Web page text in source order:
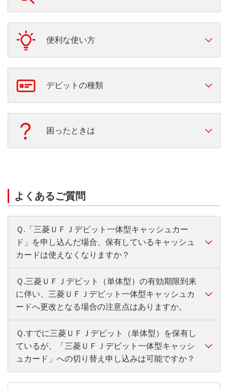
便利な使い方
デビットの種類
困ったときは
よくあるご質問
Ｑ.「三菱ＵＦＪデビット一体型キャッシュカー
ド」を申し込んだ場合、保有しているキャッシュ
カードは使えなくなりますか？
お手元にあるキャッシュカード（旧カード）は、お届け
する新しいカードのキャッシュカード機能をご利用いた
だくか、または新しいカードの発行から3ヵ月後の月末
Ｑ.三菱ＵＦＪデビット（単体型）の有効期限到来
に伴い、三菱ＵＦＪデビット一体型キャッシュカ
ードへ更改となる場合の注意点はありますか。
・三菱ＵＦＪデビット一体型キャッシュカードの発行
新カードは、原則（*）キャッシュカードとデビット機能
が一体となった「三菱ＵＦＪデビット一体型キャッシュ
今まで、キャッシュカードと三菱ＵＦＪデビット（単体
Ｑ.すでに三菱ＵＦＪデビット（単体型）を保有し
ているが、「三菱ＵＦＪデビット一体型キャッシ
ュカード」への切り替え申し込みは可能ですか？
有効期限到来に伴う更改発行時に三菱ＵＦＪデビット一